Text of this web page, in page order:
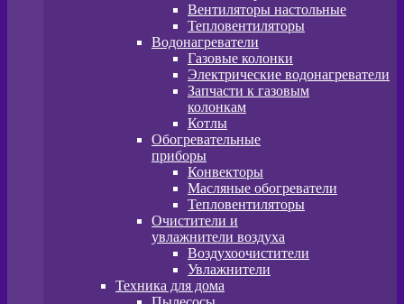
Вентиляторы настольные
Тепловентиляторы
Водонагреватели
Газовые колонки
Электрические водонагреватели
Запчасти к газовым
колонкам
Котлы
Обогревательные
приборы
Конвекторы
Масляные обогреватели
Тепловентиляторы
Очистители и
увлажнители воздуха
Воздухоочистители
Увлажнители
Техника для дома